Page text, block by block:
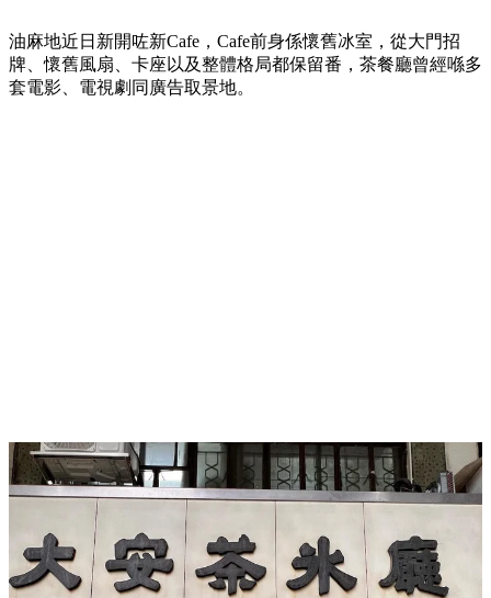
油麻地近日新開咗新Cafe，Cafe前身係懷舊冰室，從大門招
牌、懷舊風扇、卡座以及整體格局都保留番，茶餐廳曾經喺多
套電影、電視劇同廣告取景地。